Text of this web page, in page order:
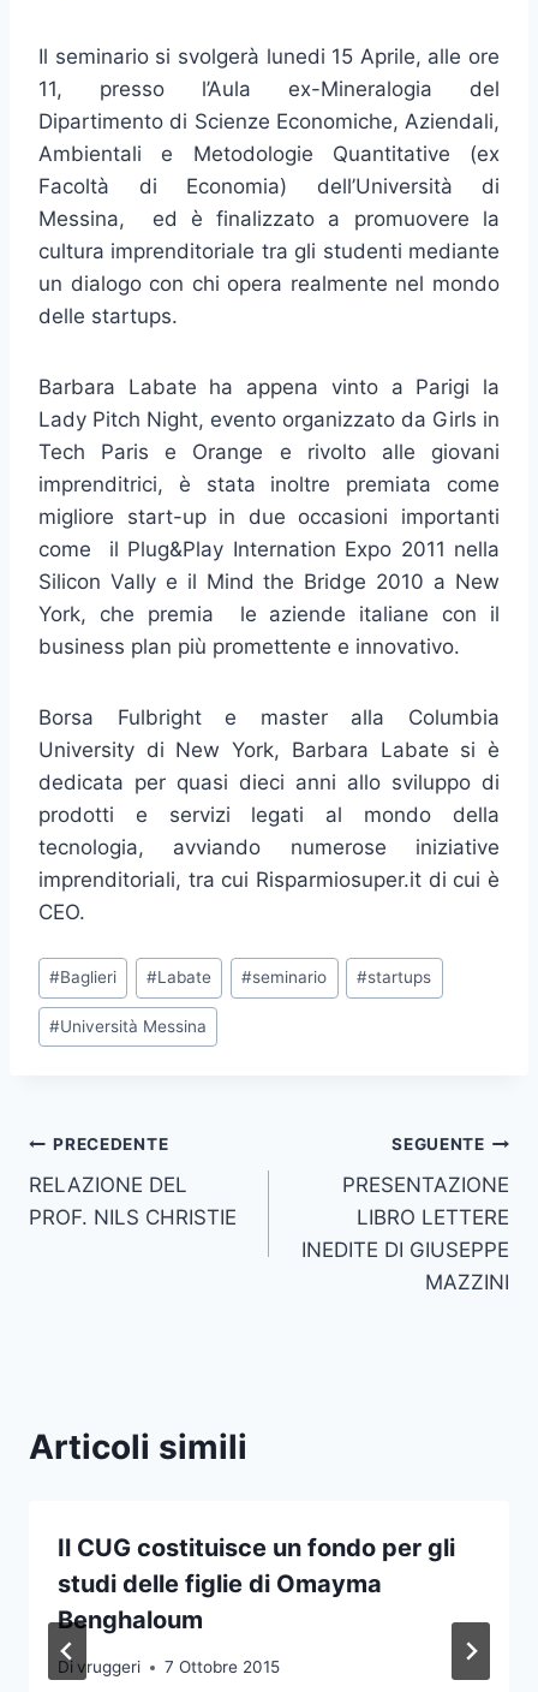
Il seminario si svolgerà lunedi 15 Aprile, alle ore
11, presso l’Aula ex-Mineralogia del
Dipartimento di Scienze Economiche, Aziendali,
Ambientali e Metodologie Quantitative (ex
Facoltà di Economia) dell’Università di
Messina, ed è finalizzato a promuovere la
cultura imprenditoriale tra gli studenti mediante
un dialogo con chi opera realmente nel mondo
delle startups.
Barbara Labate ha appena vinto a Parigi la
Lady Pitch Night, evento organizzato da Girls in
Tech Paris e Orange e rivolto alle giovani
imprenditrici, è stata inoltre premiata come
migliore start-up in due occasioni importanti
come il Plug&Play Internation Expo 2011 nella
Silicon Vally e il Mind the Bridge 2010 a New
York, che premia le aziende italiane con il
business plan più promettente e innovativo.
Borsa Fulbright e master alla Columbia
University di New York, Barbara Labate si è
dedicata per quasi dieci anni allo sviluppo di
prodotti e servizi legati al mondo della
tecnologia, avviando numerose iniziative
imprenditoriali, tra cui Risparmiosuper.it di cui è
CEO.
Tag
articolo:
#Baglieri #Labate #seminario #startups
#Università Messina
Navigazione
articoli
PRECEDENTE
RELAZIONE DEL
PROF. NILS CHRISTIE
SEGUENTE
PRESENTAZIONE
LIBRO LETTERE
INEDITE DI GIUSEPPE
MAZZINI
Articoli simili
Il CUG costituisce un fondo per gli
studi delle figlie di Omayma
Benghaloum
Di vruggeri 7 Ottobre 2015